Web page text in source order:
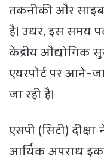
तकनीकी और
है। उधर, इस समय
केंद्रीय औद्योगिक
एयरपोर्ट पर आने-
जा रही है।
एसपी (सिटी)
आर्थिक अपराध